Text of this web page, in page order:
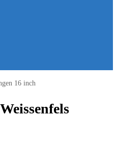
16 inch